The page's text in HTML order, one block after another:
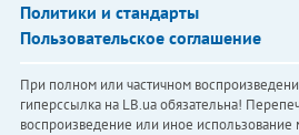
Политики и стандарты
Пользовательское соглашение
При полном или частичном
гиперссылка на LB.ua обязательна!
воспроизведение или иное использование